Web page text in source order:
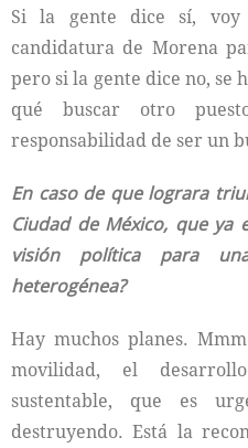
Si la gente dice sí,
candidatura de Morena
pero si la gente dice no, se
qué buscar otro
responsabilidad de ser un
En caso de que lograra
Ciudad de México, que ya
visión política para
heterogénea?
Hay muchos planes.
movilidad, el
sustentable, que es
destruyendo. Está la